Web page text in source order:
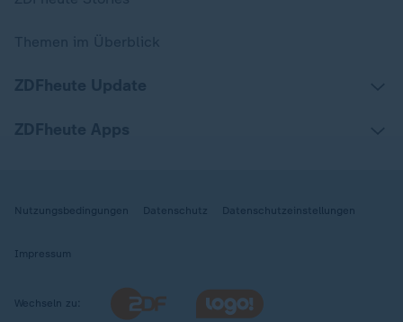
Nutzungsbedingungen Datenschutz Datenschutzeinstellungen
Impressum
Wechseln zu: